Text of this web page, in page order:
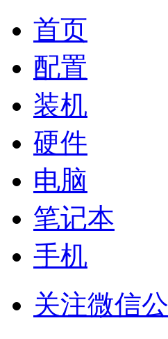
首页
配置
装机
硬件
电脑
笔记本
手机
关注微信